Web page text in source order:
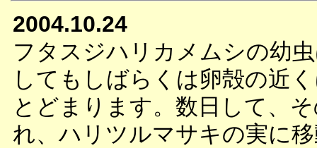
2004.10.24
フタスジハリカメムシの幼
してもしばらくは卵殻の近
とどまります。数日して、
れ、ハリツルマサキの実に